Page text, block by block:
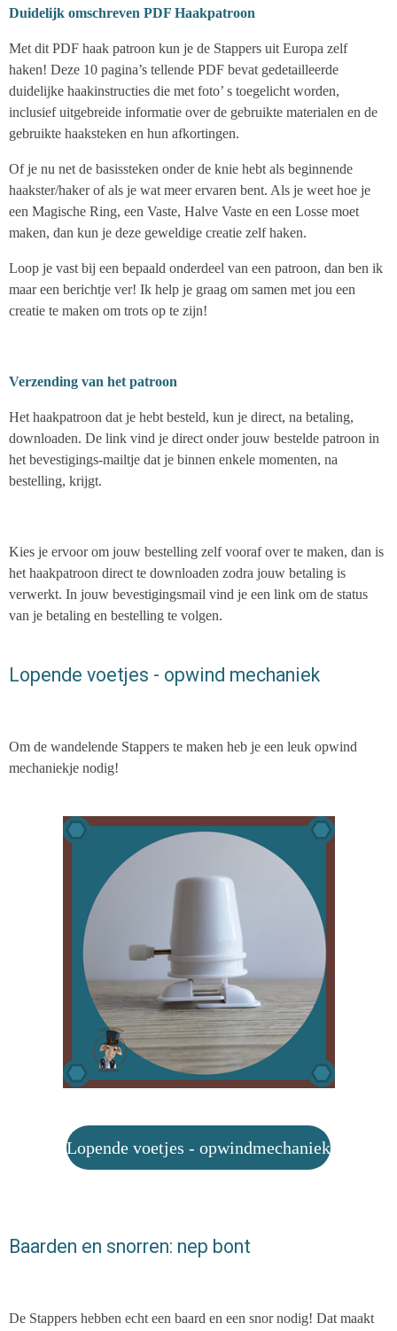
Duidelijk omschreven PDF Haakpatroon
Met dit PDF haak patroon kun je de Stappers uit Europa zelf
haken! Deze 10 pagina’s tellende PDF bevat gedetailleerde
duidelijke haakinstructies die met foto’ s toegelicht worden,
inclusief uitgebreide informatie over de gebruikte materialen en de
gebruikte haaksteken en hun afkortingen.
Of je nu net de basissteken onder de knie hebt als beginnende
haakster/haker of als je wat meer ervaren bent. Als je weet hoe je
een Magische Ring, een Vaste, Halve Vaste en een Losse moet
maken, dan kun je deze geweldige creatie zelf haken.
Loop je vast bij een bepaald onderdeel van een patroon, dan ben ik
maar een berichtje ver! Ik help je graag om samen met jou een
creatie te maken om trots op te zijn!
Verzending van het patroon
Het haakpatroon dat je hebt besteld, kun je direct, na betaling,
downloaden. De link vind je direct onder jouw bestelde patroon in
het bevestigings-mailtje dat je binnen enkele momenten, na
bestelling, krijgt.
Kies je ervoor om jouw bestelling zelf vooraf over te maken, dan is
het haakpatroon direct te downloaden zodra jouw betaling is
verwerkt. In jouw bevestigingsmail vind je een link om de status
van je betaling en bestelling te volgen.
Lopende voetjes - opwind mechaniek
Om de wandelende Stappers te maken heb je een leuk opwind
mechaniekje nodig!
Lopende voetjes - opwindmechaniek
Baarden en snorren: nep bont
De Stappers hebben echt een baard en een snor nodig! Dat maakt